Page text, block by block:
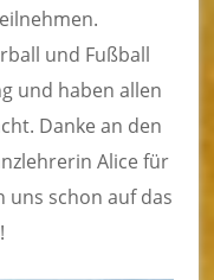
und Fußball
und haben allen
Danke an den
Alice für
uns schon auf das